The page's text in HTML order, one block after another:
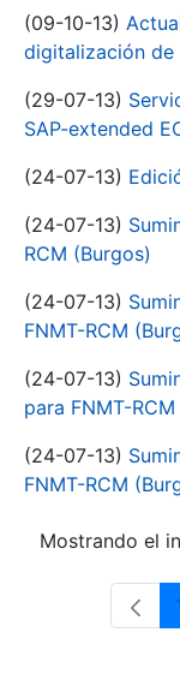
(09-10-13)
digitalización de
(29-07-13)
SAP-extended
(24-07-13)
(24-07-13)
RCM (Burgos)
(24-07-13)
FNMT-RCM
(24-07-13)
para FNMT-
(24-07-13)
FNMT-RCM
Mostrando el
1